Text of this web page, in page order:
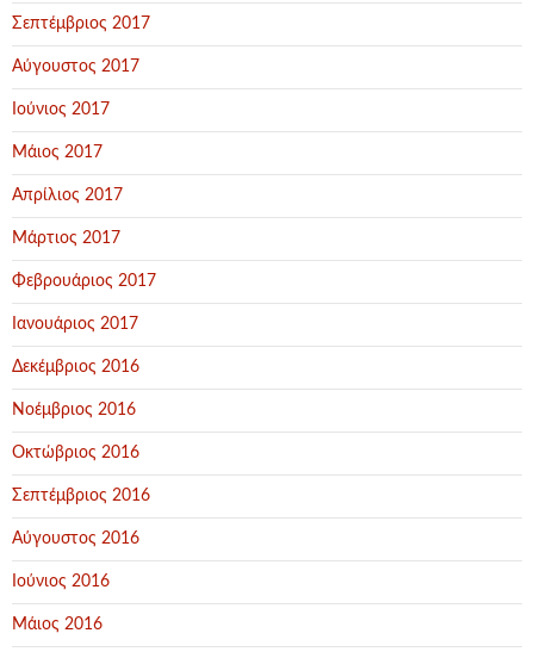
Σεπτέμβριος 2017
Αύγουστος 2017
Ιούνιος 2017
Μάιος 2017
Απρίλιος 2017
Μάρτιος 2017
Φεβρουάριος 2017
Ιανουάριος 2017
Δεκέμβριος 2016
Νοέμβριος 2016
Οκτώβριος 2016
Σεπτέμβριος 2016
Αύγουστος 2016
Ιούνιος 2016
Μάιος 2016